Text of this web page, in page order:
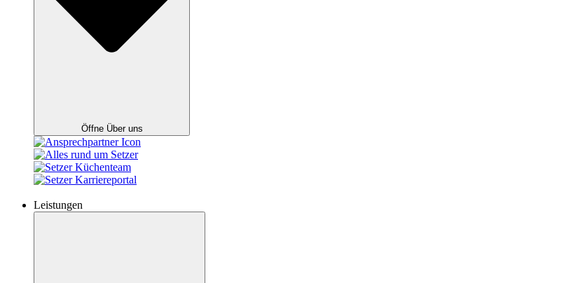
Öffne Über uns
Leistungen